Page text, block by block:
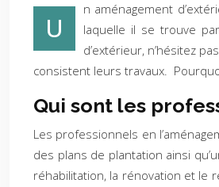
U
n aménagement
laquelle il se trouve
d’extérieur, n’hésitez
consistent leurs travaux.
Qui sont les
Les professionnels en
des plans de plantation ainsi
réhabilitation, la rénovation et le